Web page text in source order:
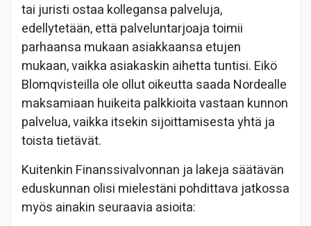
tai juristi ostaa kollegansa palveluja,
edellytetään, että palveluntarjoaja toimii
parhaansa mukaan asiakkaansa etujen
mukaan, vaikka asiakaskin aihetta tuntisi. Eikö
Blomqvisteilla ole ollut oikeutta saada Nordealle
maksamiaan huikeita palkkioita vastaan kunnon
palvelua, vaikka itsekin sijoittamisesta yhtä ja
toista tietävät.
Kuitenkin Finanssivalvonnan ja lakeja säätävän
eduskunnan olisi mielestäni pohdittava jatkossa
myös ainakin seuraavia asioita: